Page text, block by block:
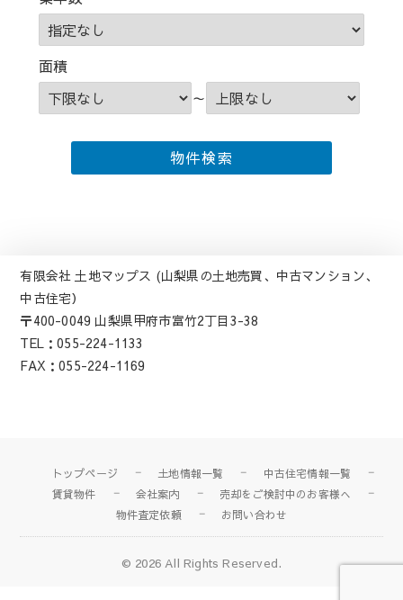
面積
～
有限会社 土地マップス (山梨県の土地売買、中古マンション、
中古住宅）
〒400-0049 山梨県甲府市富竹2丁目3-38
TEL：055-224-1133
FAX：055-224-1169
トップページ 土地情報一覧
中古住宅情報一覧
賃貸物件
会社案内
売却をご検討中のお客様へ
物件査定依頼
お問い合わせ
© 2026All Rights Reserved.